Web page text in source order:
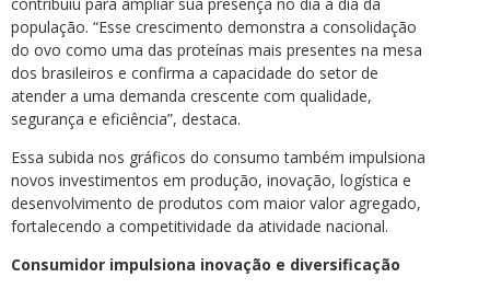
população. “Esse crescimento demonstra a consolidação
do ovo como uma das proteínas mais presentes na mesa
dos brasileiros e confirma a capacidade do setor de
atender a uma demanda crescente com qualidade,
segurança e eficiência”, destaca.
Essa subida nos gráficos do consumo também impulsiona
novos investimentos em produção, inovação, logística e
desenvolvimento de produtos com maior valor agregado,
fortalecendo a competitividade da atividade nacional.
Consumidor impulsiona inovação e diversificação